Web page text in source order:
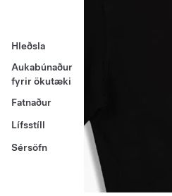
Hleðsla
Aukabúnaður
fyrir ökutæki
Fatnaður
Lífsstíll
Sérsöfn